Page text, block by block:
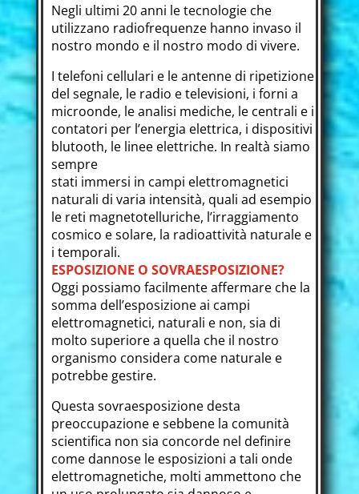
Negli ultimi 20 anni le tecnologie che
utilizzano radiofrequenze hanno invaso il
nostro mondo e il nostro modo di vivere.
I telefoni cellulari e le antenne di ripetizione
del segnale, le radio e televisioni, i forni a
microonde, le analisi mediche, le centrali e i
contatori per l’energia elettrica, i dispositivi
blutooth, le linee elettriche. In realtà siamo
sempre
stati immersi in campi elettromagnetici
naturali di varia intensità, quali ad esempio
le reti magnetotelluriche, l’irraggiamento
cosmico e solare, la radioattività naturale e
i temporali.
ESPOSIZIONE O SOVRAESPOSIZIONE?
Oggi possiamo facilmente affermare che la
somma dell’esposizione ai campi
elettromagnetici, naturali e non, sia di
molto superiore a quella che il nostro
organismo considera come naturale e
potrebbe gestire.
Questa sovraesposizione desta
preoccupazione e sebbene la comunità
scientifica non sia concorde nel definire
come dannose le esposizioni a tali onde
elettromagnetiche, molti ammettono che